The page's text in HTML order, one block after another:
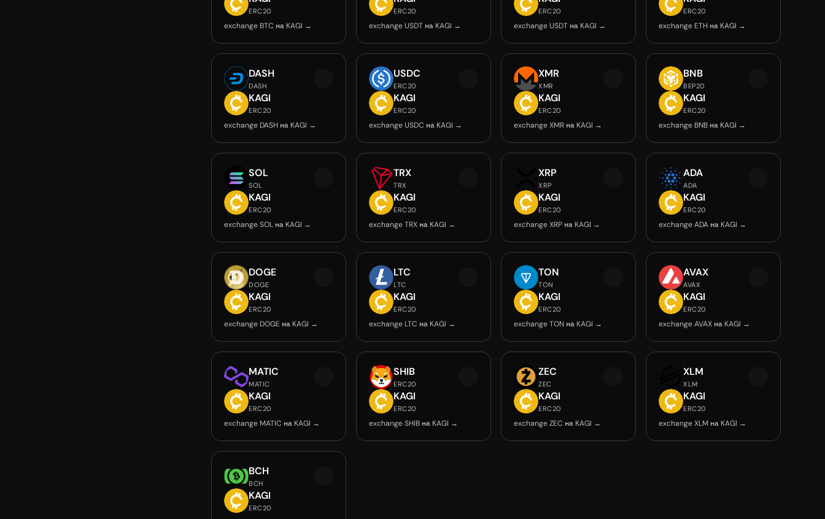
ERC20
exchange BTC на KAGI →
ERC20
exchange USDT на KAGI →
ERC20
exchange USDT на KAGI →
ERC20
exchange ETH на KAGI →
DASH
DASH
KAGI
ERC20
exchange DASH на KAGI →
USDC
ERC20
KAGI
ERC20
exchange USDC на KAGI →
XMR
XMR
KAGI
ERC20
exchange XMR на KAGI →
BNB
BEP20
KAGI
ERC20
exchange BNB на KAGI →
SOL
SOL
KAGI
ERC20
exchange SOL на KAGI →
TRX
TRX
KAGI
ERC20
exchange TRX на KAGI →
XRP
XRP
KAGI
ERC20
exchange XRP на KAGI →
ADA
ADA
KAGI
ERC20
exchange ADA на KAGI →
DOGE
DOGE
KAGI
ERC20
exchange DOGE на KAGI →
LTC
LTC
KAGI
ERC20
exchange LTC на KAGI →
TON
TON
KAGI
ERC20
exchange TON на KAGI →
AVAX
AVAX
KAGI
ERC20
exchange AVAX на KAGI →
MATIC
MATIC
KAGI
ERC20
exchange MATIC на KAGI →
SHIB
ERC20
KAGI
ERC20
exchange SHIB на KAGI →
ZEC
ZEC
KAGI
ERC20
exchange ZEC на KAGI →
XLM
XLM
KAGI
ERC20
exchange XLM на KAGI →
BCH
BCH
KAGI
ERC20